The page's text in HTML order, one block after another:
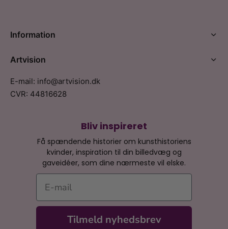
Bliv inspireret
Få spændende historier om kunsthistoriens
kvinder, inspiration til din billedvæg og
gaveidéer, som dine nærmeste vil elske.
E-mail
Tilmeld nyhedsbrev
Information
Artvision
E-mail: info@artvision.dk
CVR: 44816628